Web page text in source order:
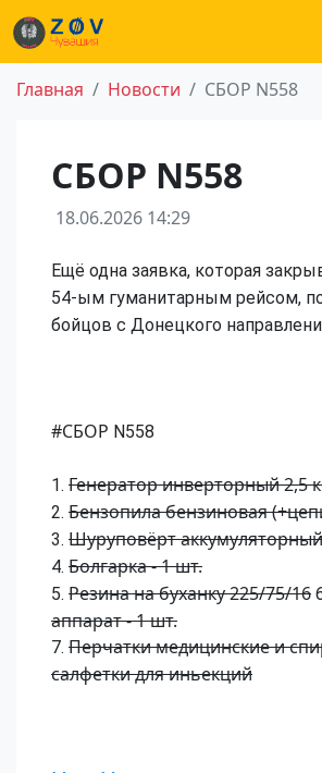
Главная Новости СБОР N558
СБОР N558
18.06.2026 14:29
Ещё одна заявка, которая
54-ым гуманитарным рейсом,
бойцов с Донецкого
#СБОР N558
1. Генератор инверторный 2,5
2. Бензопила бензиновая
3. Шуруповёрт
4. Болгарка - 1 шт.
5. Резина на буханку 225/75/16
аппарат - 1 шт.
7. Перчатки медицинские и
салфетки для иньекций